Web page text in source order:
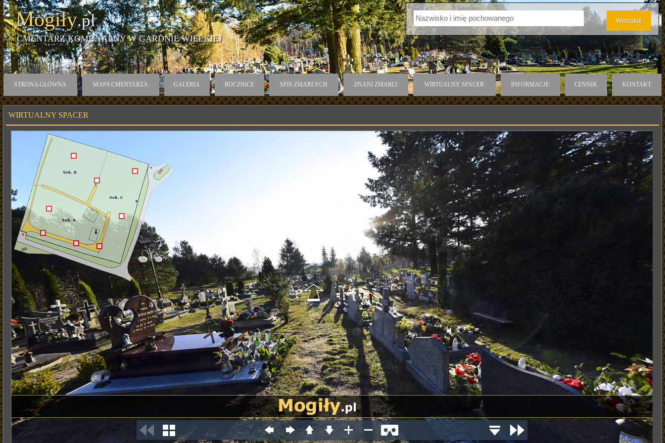
Mogiły.pl
CMENTARZ KOMUNALNY W GARDNIE WIELKIEJ
STRONA GŁÓWNA MAPA CMENTARZA GALERIA ROCZNICE SPIS ZMARŁYCH ZNANI ZMARLI WIRTUALNY SPACER INFORMACJE CENNIK KONTAKT
WIRTUALNY SPACER